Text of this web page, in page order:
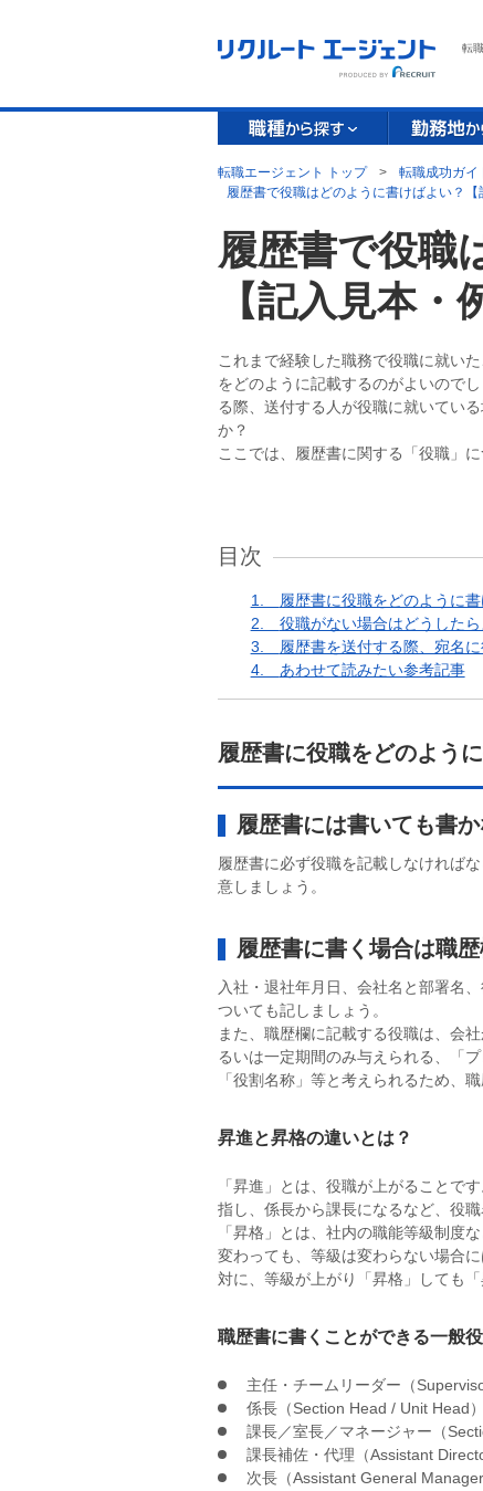
転
転職エージェント トップ > 転職成功ガイ
履歴書で役職はどのように書けばよい？【
履歴書で役職
【記入見本・
これまで経験した職務で役職に就い
をどのように記載するのがよいので
る際、送付する人が役職に就いてい
か？
ここでは、履歴書に関する「役職」に
目次
1. 履歴書に役職をどのように
2. 役職がない場合はどうしたら
3. 履歴書を送付する際、宛名
4. あわせて読みたい参考記事
履歴書に役職をどのよう
履歴書には書いても書
履歴書に必ず役職を記載しなければ
意しましょう。
履歴書に書く場合は職
入社・退社年月日、会社名と部署名
ついても記しましょう。
また、職歴欄に記載する役職は、会
るいは一定期間のみ与えられる、「
「役割名称」等と考えられるため、
昇進と昇格の違いとは？
「昇進」とは、役職が上がることで
指し、係長から課長になるなど、役職
「昇格」とは、社内の職能等級制度
変わっても、等級は変わらない場合
対に、等級が上がり「昇格」しても
職歴書に書くことができる一般役
主任・チームリーダー（
係長（Section Head / Unit Head）
課長／室長／マネージャー（
課長補佐・代理（Assistant
次長（Assistant General Manager